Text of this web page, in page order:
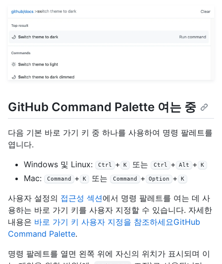
GitHub Command Palette 여는 중
다음 기본 바로 가기 키 중 하나를 사용하여 명령 팔레트를
엽니다.
Windows 및 Linux:
Ctrl + K 또는 Ctrl + Alt + K
Mac: Command + K 또는 Command + Option + K
사용자 설정의 접근성 섹션에서 명령 팔레트를 여는 데 사
용하는 바로 가기 키를 사용자 지정할 수 있습니다. 자세한
내용은 바로 가기 키 사용자 지정을 참조하세요GitHub
Command Palette.
명령 팔레트를 열면 왼쪽 위에 자신의 위치가 표시되며 이